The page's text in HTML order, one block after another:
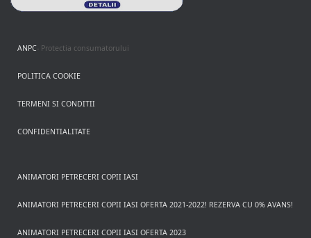
ANPC- Protectia consumatorului
POLITICA COOKIE
TERMENI SI CONDITII
CONFIDENTIALITATE
ANIMATORI PETRECERI COPII IASI
ANIMATORI PETRECERI COPII IASI OFERTA 2021-2022! REZERVA CU 0% AVANS!
ANIMATORI PETRECERI COPII IASI OFERTA 2023